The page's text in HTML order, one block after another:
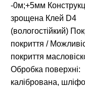
-0м;+5мм
зрощена Клей D4
(вологостійкий)
покриття /
покриття
Обробка поверхні:
калібрована,